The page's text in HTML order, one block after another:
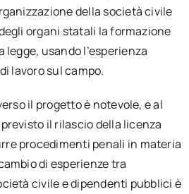
della società civile
organi statali la formazione
legge, usando l’esperienza
lavoro sul campo.
il progetto è notevole, e al
il rilascio della licenza
procedimenti penali in materia
di esperienze tra
civile e dipendenti pubblici è